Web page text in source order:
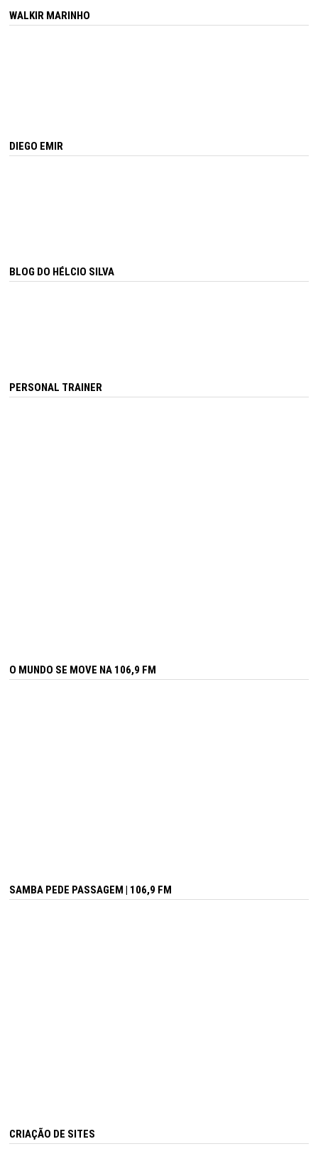
WALKIR MARINHO
DIEGO EMIR
BLOG DO HÉLCIO SILVA
PERSONAL TRAINER
O MUNDO SE MOVE NA 106,9 FM
SAMBA PEDE PASSAGEM | 106,9 FM
CRIAÇÃO DE SITES